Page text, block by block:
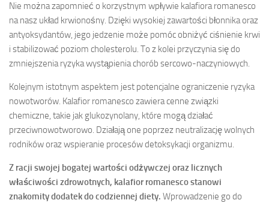
Nie można zapomnieć o korzystnym wpływie kalafiora romanesco
na nasz układ krwionośny. Dzięki wysokiej zawartości błonnika oraz
antyoksydantów, jego jedzenie może pomóc obniżyć ciśnienie krwi
i stabilizować poziom cholesterolu. To z kolei przyczynia się do
zmniejszenia ryzyka wystąpienia chorób sercowo-naczyniowych.
Kolejnym istotnym aspektem jest potencjalne ograniczenie ryzyka
nowotworów. Kalafior romanesco zawiera cenne związki
chemiczne, takie jak glukozynolany, które mogą działać
przeciwnowotworowo. Działają one poprzez neutralizację wolnych
rodników oraz wspieranie procesów detoksykacji organizmu.
Z racji swojej bogatej wartości odżywczej oraz licznych
właściwości zdrowotnych, kalafior romanesco stanowi
znakomity dodatek do codziennej diety. Wprowadzenie go do